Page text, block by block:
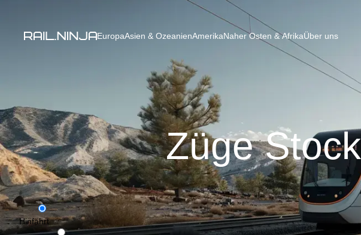
EuropaAsien & OzeanienAmerikaNaher Osten & AfrikaÜber uns
Züge
Hinfahrt